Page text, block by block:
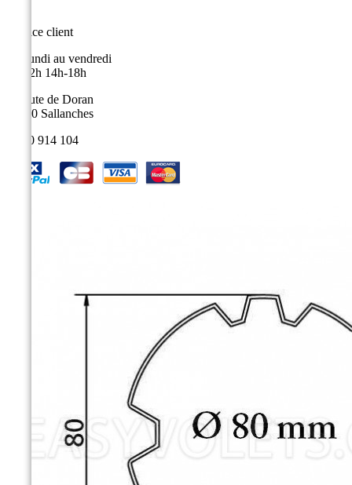
Service client
Du lundi au vendredi
9h-12h 14h-18h
9, route de Doran
74700 Sallanches
04 50 914 104